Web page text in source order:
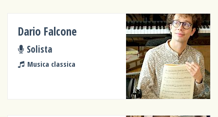
Dario Falcone
Solista
Musica classica